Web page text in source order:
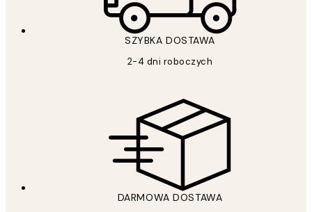
SZYBKA DOSTAWA
2-4 dni roboczych
DARMOWA DOSTAWA